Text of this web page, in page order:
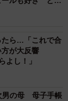
たら…「これで合
方が大反響
よし！」
男の母 母子手帳